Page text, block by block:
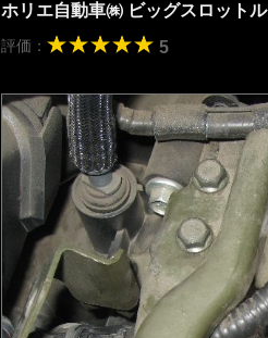
ホリエ自動車㈱ ビッグスロットル
評価： 5